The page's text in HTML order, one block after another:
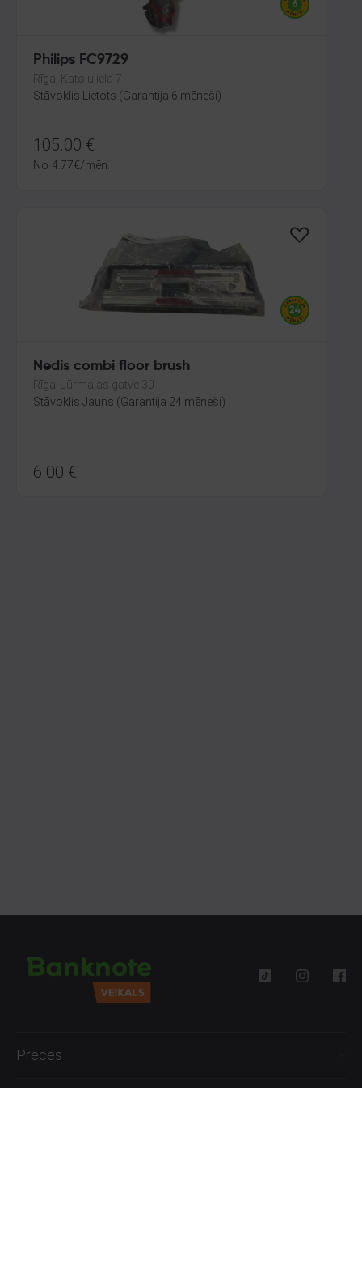
Philips FC9729
Rīga, Katoļu iela 7
Stāvoklis Lietots (Garantija 6 mēneši)
105.00 €
No 4.77€/mēn.
Nedis combi floor brush
Rīga, Jūrmalas gatve 30
Stāvoklis Jauns (Garantija 24 mēneši)
6.00 €
Preces